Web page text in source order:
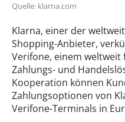
Quelle: klarna.com
Klarna, einer der
Shopping-Anbieter,
Verifone, einem
Zahlungs- und
Kooperation können
Zahlungsoptionen von
Verifone-Terminals in